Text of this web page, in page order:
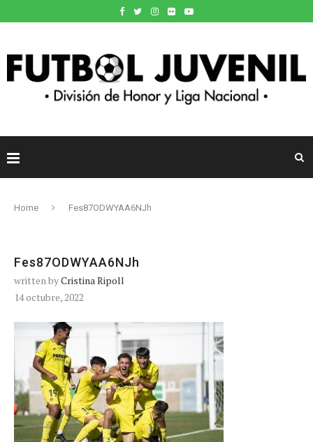
Home Fes87ODWYAA6NJh
Fes87ODWYAA6NJh
written byCristina Ripoll
14 octubre, 2022